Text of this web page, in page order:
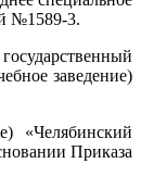
№1589-3.
заведение)
«Челябинский
Приказа